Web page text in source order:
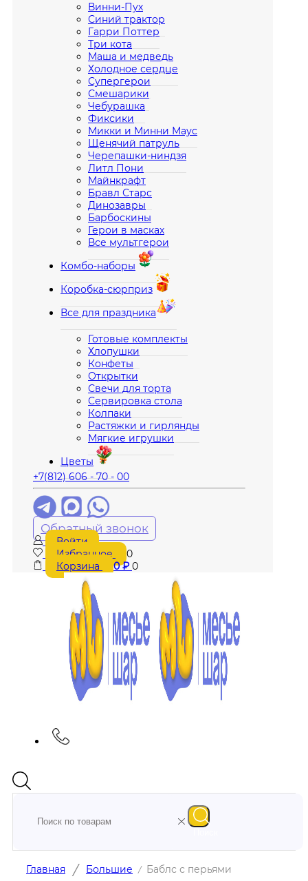
Винни-Пух
Синий трактор
Гарри Поттер
Три кота
Маша и медведь
Холодное сердце
Супергерои
Смешарики
Чебурашка
Фиксики
Микки и Минни Маус
Щенячий патруль
Черепашки-ниндзя
Литл Пони
Майнкрафт
Бравл Старс
Динозавры
Барбоскины
Герои в масках
Все мультгерои
Комбо-наборы
Коробка-сюрприз
Все для праздника
Готовые комплекты
Хлопушки
Конфеты
Открытки
Свечи для торта
Сервировка стола
Колпаки
Растяжки и гирлянды
Мягкие игрушки
Цветы
+7(812) 606 - 70 - 00
Обратный звонок
Войти
Избранное
0
Корзина
0₽ 0
Главная / Большие / Баблс с перьями